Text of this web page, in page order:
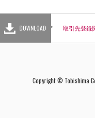
DOWNLOAD 取引先登録
Copyright © Tobishima